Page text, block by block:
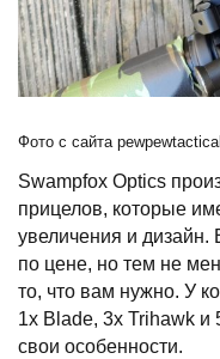
Фото с сайта
Swampfox Optics
прицелов, которые
увеличения и дизайн.
по цене, но тем не
то, что вам нужно. У
1x Blade, 3x Trihawk и
свои особенности.